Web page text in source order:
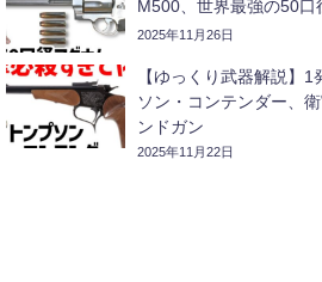
M500、世界最強の50
2025年11月26日
【ゆっくり武器解説】
ソン・コンテンダー、
ンドガン
2025年11月22日